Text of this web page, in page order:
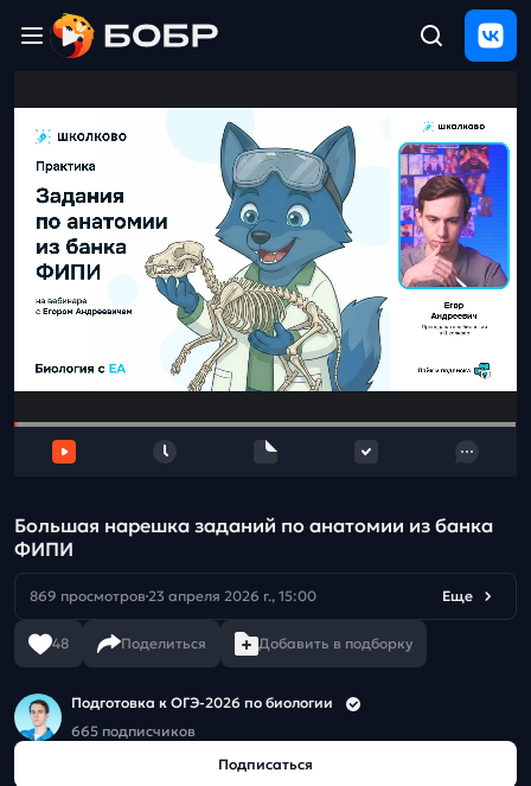
2026
Полезные
материалы
Проверка
сочинений
и
отзыв
Большая нарешка заданий по анатомии из банка
ФИПИ
869 просмотров 23 апреля 2026 г., 15:00 Еще
48 Поделиться Добавить в подборку
Подготовка к ОГЭ-2026 по биологии
665 подписчиков
Подписаться